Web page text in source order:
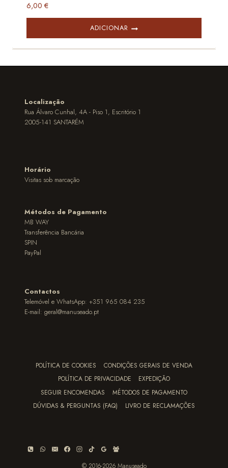
6,00 €
ADICIONAR
Localização
Rua Álvaro Cunhal, 4A - Piso 1, Escritório 1
2005-141 SANTARÉM
Horário
Visitas sob marcação
Métodos de Pagamento
MB WAY
Transferência Bancária
SPIN
PayPal
Contactos
Telemóvel e WhatsApp: +351 965 084 235
E-mail: geral@manuseado.pt
POLÍTICA DE COOKIES
CONDIÇÕES GERAIS DE VENDA
POLÍTICA DE PRIVACIDADE
EXPEDIÇÃO
SEGUIR ENCOMENDAS
MÉTODOS DE PAGAMENTO
DÚVIDAS & PERGUNTAS (FAQ)
LIVRO DE RECLAMAÇÕES
© 2016-2026 Manuseado